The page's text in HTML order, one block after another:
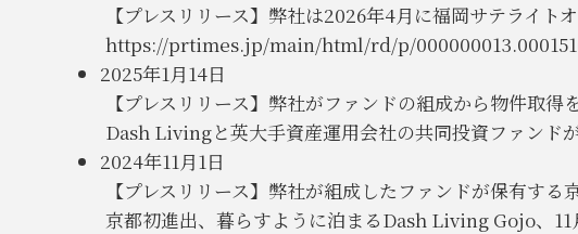
【プレスリリース】弊社は2026年4月に福岡サテライト
https://prtimes.jp/main/html/rd/p/
2025年1月14日
【プレスリリース】弊社がファンドの組成から物件取
Dash Livingと英大手資産運用会社の共同投資ファンド
2024年11月1日
【プレスリリース】弊社が組成したファンドが保有する
京都初進出、暮らすように泊まるDash Living Gojo、11